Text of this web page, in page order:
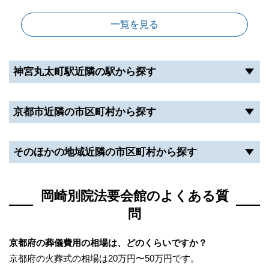
一覧を見る
神宮丸太町駅近隣の駅から探す
京都市近隣の市区町村から探す
そのほかの地域近隣の市区町村から探す
岡崎別院法要会館のよくある質
問
京都府の葬儀費用の相場は、どのくらいですか？
京都府の火葬式の相場は20万円〜50万円です。